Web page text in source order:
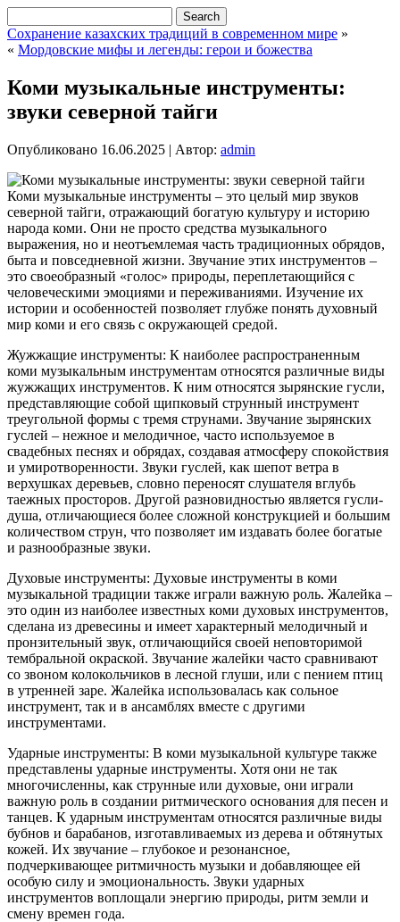
Сохранение казахских традиций в современном мире »
« Мордовские мифы и легенды: герои и божества
Коми музыкальные инструменты:
звуки северной тайги
Опубликовано 16.06.2025 | Автор: admin
Коми музыкальные инструменты – это целый мир звуков
северной тайги, отражающий богатую культуру и историю
народа коми. Они не просто средства музыкального
выражения, но и неотъемлемая часть традиционных обрядов,
быта и повседневной жизни. Звучание этих инструментов –
это своеобразный «голос» природы, переплетающийся с
человеческими эмоциями и переживаниями. Изучение их
истории и особенностей позволяет глубже понять духовный
мир коми и его связь с окружающей средой.
Жужжащие инструменты: К наиболее распространенным
коми музыкальным инструментам относятся различные виды
жужжащих инструментов. К ним относятся зырянские гусли,
представляющие собой щипковый струнный инструмент
треугольной формы с тремя струнами. Звучание зырянских
гуслей – нежное и мелодичное, часто используемое в
свадебных песнях и обрядах, создавая атмосферу спокойствия
и умиротворенности. Звуки гуслей, как шепот ветра в
верхушках деревьев, словно переносят слушателя вглубь
таежных просторов. Другой разновидностью является гусли-
душа, отличающиеся более сложной конструкцией и большим
количеством струн, что позволяет им издавать более богатые
и разнообразные звуки.
Духовые инструменты: Духовые инструменты в коми
музыкальной традиции также играли важную роль. Жалейка –
это один из наиболее известных коми духовых инструментов,
сделана из древесины и имеет характерный мелодичный и
пронзительный звук, отличающийся своей неповторимой
тембральной окраской. Звучание жалейки часто сравнивают
со звоном колокольчиков в лесной глуши, или с пением птиц
в утренней заре. Жалейка использовалась как сольное
инструмент, так и в ансамблях вместе с другими
инструментами.
Ударные инструменты: В коми музыкальной культуре также
представлены ударные инструменты. Хотя они не так
многочисленны, как струнные или духовые, они играли
важную роль в создании ритмического основания для песен и
танцев. К ударным инструментам относятся различные виды
бубнов и барабанов, изготавливаемых из дерева и обтянутых
кожей. Их звучание – глубокое и резонансное,
подчеркивающее ритмичность музыки и добавляющее ей
особую силу и эмоциональность. Звуки ударных
инструментов воплощали энергию природы, ритм земли и
смену времен года.